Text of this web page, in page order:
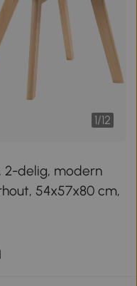
1/12
2-delig, modern
54x57x80 cm,